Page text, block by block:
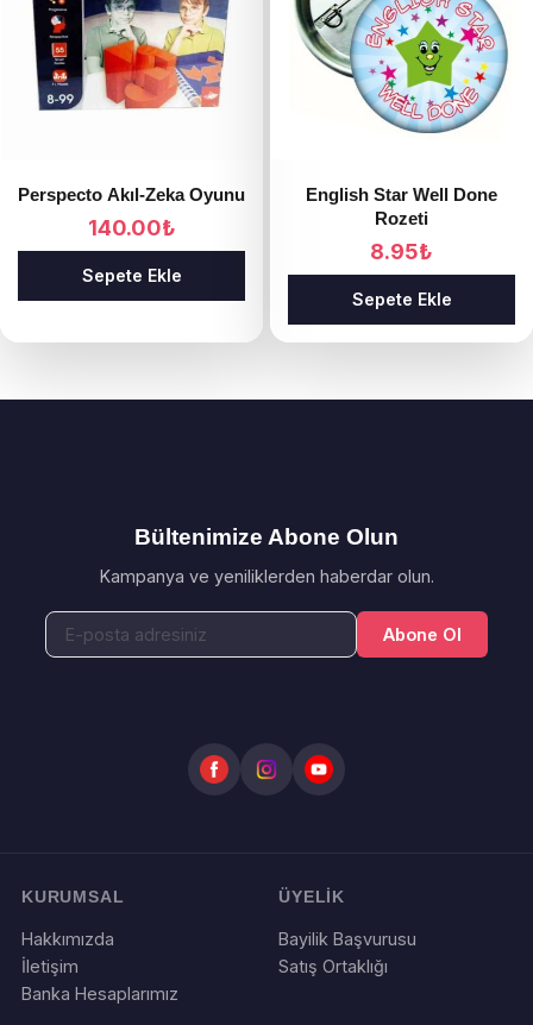
Perspecto Akıl-Zeka Oyunu
140.00₺
Sepete Ekle
English Star Well Done
Rozeti
8.95₺
Sepete Ekle
Bültenimize Abone Olun
Kampanya ve yeniliklerden haberdar olun.
Abone Ol
KURUMSAL
Hakkımızda
İletişim
Banka Hesaplarımız
ÜYELİK
Bayilik Başvurusu
Satış Ortaklığı